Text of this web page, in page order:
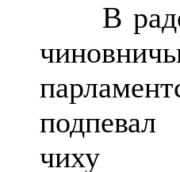
В
чиху